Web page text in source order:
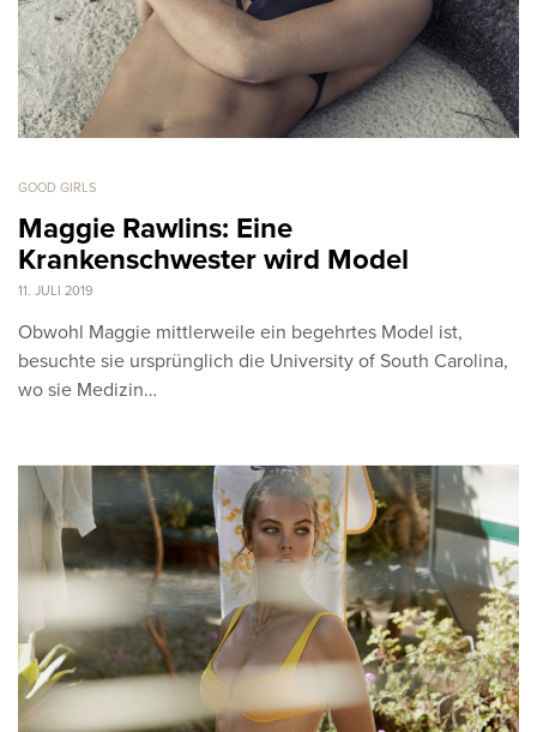
GOOD GIRLS
Maggie Rawlins: Eine
Krankenschwester wird Model
11. JULI 2019
Obwohl Maggie mittlerweile ein begehrtes Model ist,
besuchte sie ursprünglich die University of South Carolina,
wo sie Medizin…